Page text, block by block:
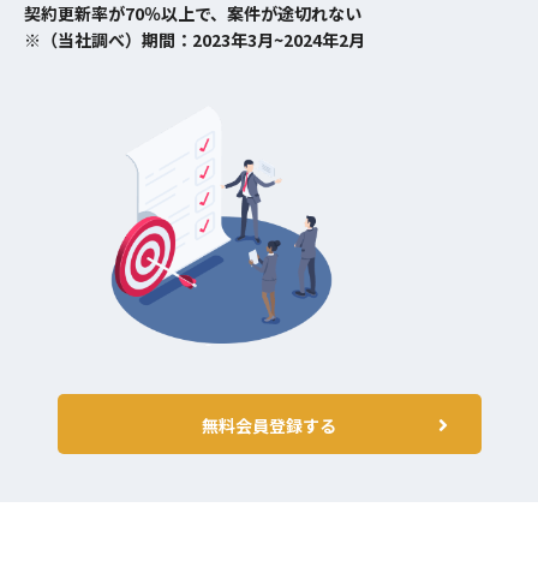
契約更新率が70％以上で、案件が途切れない
※（当社調べ）期間：2023年3月~2024年2月
無料会員登録する